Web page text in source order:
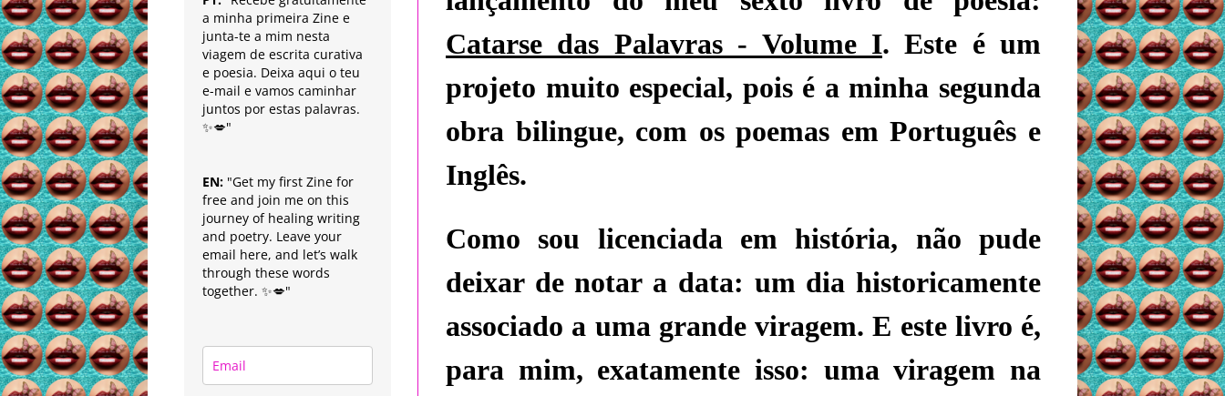
Catarse das Palavras - Volume I. Este é um
projeto muito especial, pois é a minha segunda
obra bilingue, com os poemas em Português e
Inglês.
Como sou licenciada em história, não pude
deixar de notar a data: um dia historicamente
associado a uma grande viragem. E este livro é,
para mim, exatamente isso: uma viragem na
a minha primeira Zine e
junta-te a mim nesta
viagem de escrita curativa
e poesia. Deixa aqui o teu
e-mail e vamos caminhar
juntos por estas palavras.
✨💋"
EN: "Get my first Zine for
free and join me on this
journey of healing writing
and poetry. Leave your
email here, and let’s walk
through these words
together. ✨💋"